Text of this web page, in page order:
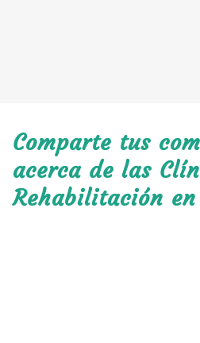
Comparte tus
acerca de las
Rehabilitación